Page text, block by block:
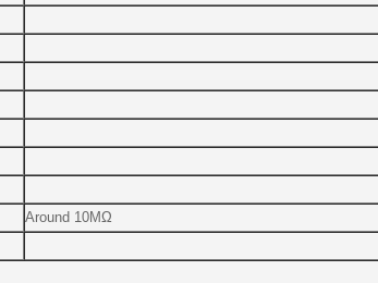
Around 10MΩ